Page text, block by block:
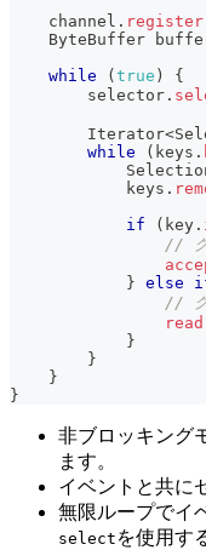
    channel
. register
ByteBuffer
while
( true )
{
        selector
.
Iterator<
while
( keys .
            keys
.
if
( key .
// ク
} else
// ク
read
}
}
}
}
非ブロッキング
ます。
イベントと共に
無限ループでイ
select を使用す